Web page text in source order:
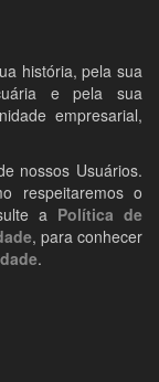
história, pela sua
e pela sua
empresarial,
nossos Usuários.
respeitaremos o
a Política de
, para conhecer
.